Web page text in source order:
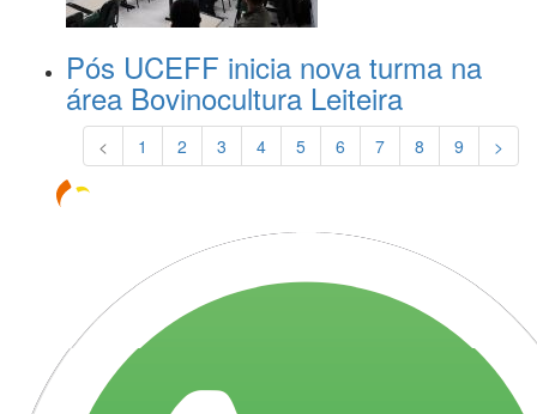
Pós UCEFF inicia nova turma na
área Bovinocultura Leiteira
< 1 2 3 4 5 6 7 8 9 >